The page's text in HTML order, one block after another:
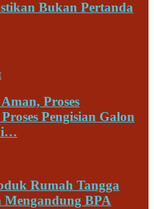
Bukan Pertanda
Proses
Pengisian Galon
Rumah Tangga
BPA